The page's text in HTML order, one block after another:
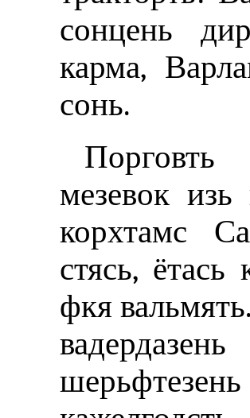
сонцень
карма,
сонь.
Порговть
мезевок
корхтамс
стясь,
фкя